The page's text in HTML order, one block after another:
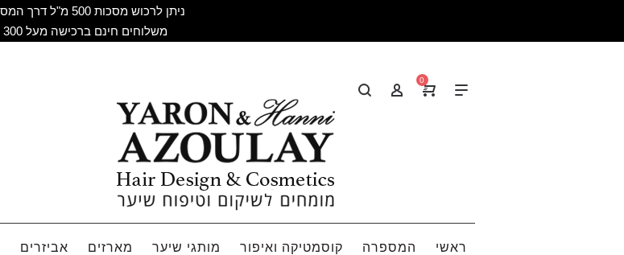
ניתן לרכוש מסכות 500 מ"ל דרך המספרה
משלוחים חינם ברכישה מעל 300 ₪
0
ראשי המספרה קוסמטיקה ואיפור מותגי שיער מארזים אביזרים